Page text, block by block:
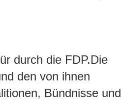
durch die FDP.Die
den von ihnen
Bündnisse und